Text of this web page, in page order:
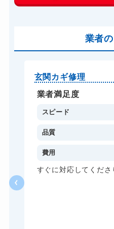
バイクカギ開け
スーツケースカギ開け
スーツケースカギ作成
金庫カギ開け
金庫カギ修理
業者
玄関カギ修理
業者満足度
スピード
品質
費用
すぐに対応してくださ